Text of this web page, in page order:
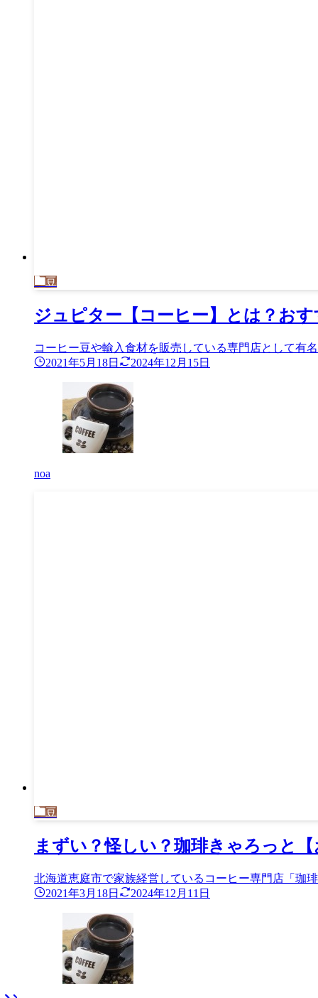
豆
ジュピター【コーヒー】とは？お
コーヒー豆や輸入食材を販売している専門店として有
2021年5月18日
2024年12月15日
noa
豆
まずい？怪しい？珈琲きゃろっと
北海道恵庭市で家族経営しているコーヒー専門店「珈
2021年3月18日
2024年12月11日